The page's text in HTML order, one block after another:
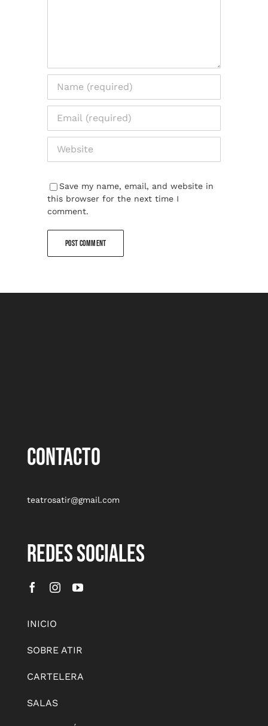
Save my name, email, and website in
this browser for the next time I
comment.
CONTACTO
teatrosatir@gmail.com
REDES SOCIALES
INICIO
SOBRE ATIR
CARTELERA
SALAS